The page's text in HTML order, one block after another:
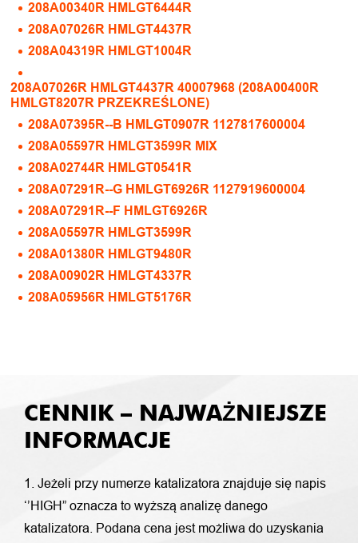
208A00340R HMLGT6444R
208A07026R HMLGT4437R
208A04319R HMLGT1004R
208A07026R HMLGT4437R 40007968 (208A00400R
HMLGT8207R PRZEKREŚLONE)
208A07395R--B HMLGT0907R 1127817600004
208A05597R HMLGT3599R MIX
208A02744R HMLGT0541R
208A07291R--G HMLGT6926R 1127919600004
208A07291R--F HMLGT6926R
208A05597R HMLGT3599R
208A01380R HMLGT9480R
208A00902R HMLGT4337R
208A05956R HMLGT5176R
CENNIK – NAJWAŻNIEJSZE
INFORMACJE
1. Jeżeli przy numerze katalizatora znajduje się napis
‘’HIGH” oznacza to wyższą analizę danego
katalizatora. Podana cena jest możliwa do uzyskania